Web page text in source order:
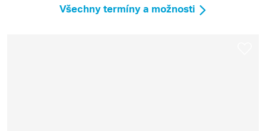
Všechny termíny a možnosti